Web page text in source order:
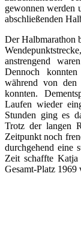
gewonnen werden
abschließenden
Der Halbmarathon
anstrengend
Dennoch
während von
konnten.
Laufen wieder
Stunden ging es
Trotz der langen
Zeitpunkt noch
durchgehend eine
Zeit schaffte
Gesamt-Platz 1969